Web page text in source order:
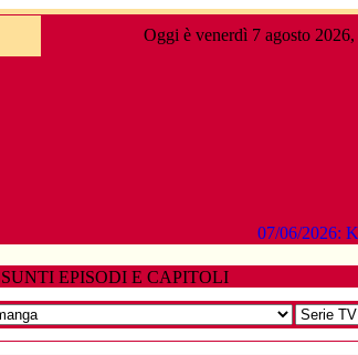
Oggi è venerdì 7 agosto 2026,
07/06/
EPISODI E CAPITOLI